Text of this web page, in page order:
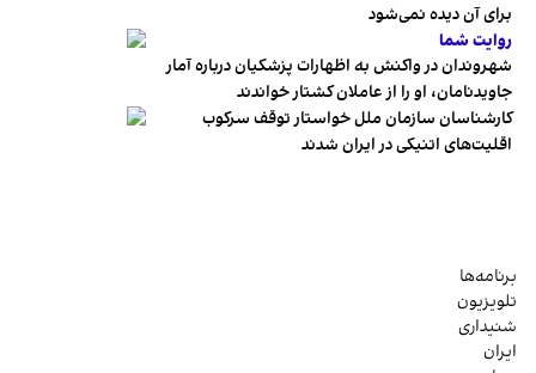
برای آن دیده نمی‌شود
روایت شما
شهروندان در واکنش به اظهارات پزشکیان درباره آمار
جاویدنامان، او را از عاملان کشتار خواندند
کارشناسان سازمان ملل خواستار توقف سرکوب
اقلیت‌های اتنیکی در ایران شدند
برنامه‌ها
تلویزیون
شنیداری
ایران